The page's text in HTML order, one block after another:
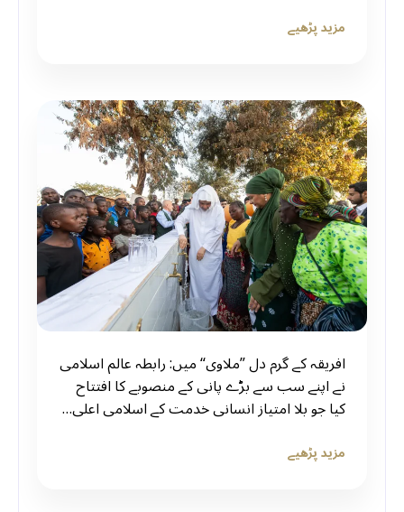
مزید پڑھیے
افریقہ کے گرم دل ”ملاوی“ میں: رابطہ عالم اسلامی
نے اپنے سب سے بڑے پانی کے منصوبے کا افتتاح
کیا جو بلا امتیاز انسانی خدمت کے اسلامی اعلی…
مزید پڑھیے